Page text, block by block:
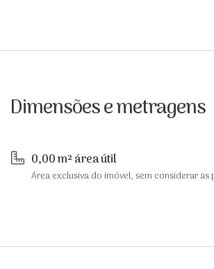
Dimensões e metragens
0,00 m² área útil
Área exclusiva do imóvel, sem considerar as